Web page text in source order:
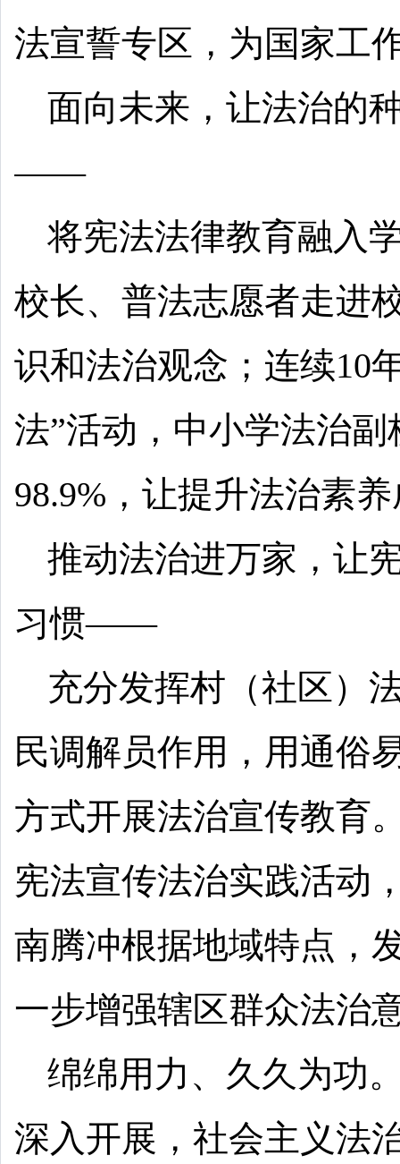
法宣誓专区，为国家工
面向未来，让法治的
——
将宪法法律教育融入
校长、普法志愿者走进
识和法治观念；连续10
法”活动，中小学法治
98.9%，让提升法治素
推动法治进万家，让
习惯——
充分发挥村（社区）
民调解员作用，用通俗
方式开展法治宣传教育
宪法宣传法治实践活动
南腾冲根据地域特点，
一步增强辖区群众法治
绵绵用力、久久为功
深入开展，社会主义法